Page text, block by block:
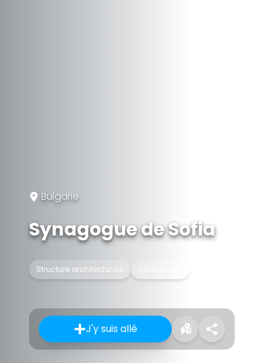
Bulgarie
Synagogue de Sofia
Structure architecturale
J'y suis allé